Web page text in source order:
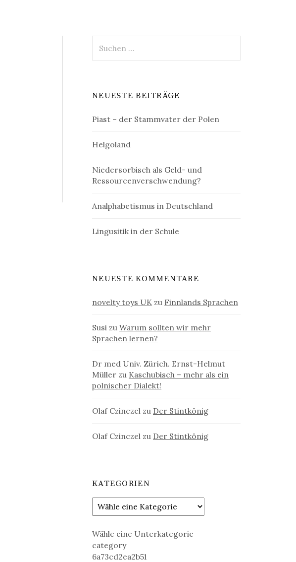
nach:
NEUESTE BEITRÄGE
Piast – der Stammvater der Polen
Helgoland
Niedersorbisch als Geld- und
Ressourcenverschwendung?
Analphabetismus in Deutschland
Lingusitik in der Schule
NEUESTE KOMMENTARE
novelty toys UK zu Finnlands Sprachen
Susi zuWarum sollten wir mehr
Sprachen lernen?
Dr med Univ. Zürich. Ernst-Helmut
Müller zu Kaschubisch – mehr als ein
polnischer Dialekt!
Olaf Czinczel zu Der Stintkönig
Olaf Czinczel zu Der Stintkönig
KATEGORIEN
Wähle eine Unterkategorie
category
6a73cd2ea2b51